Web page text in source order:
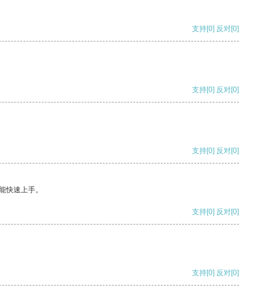
支持[0] 反对[0]
支持[0] 反对[0]
支持[0] 反对[0]
快速上手。
支持[0] 反对[0]
支持[0] 反对[0]